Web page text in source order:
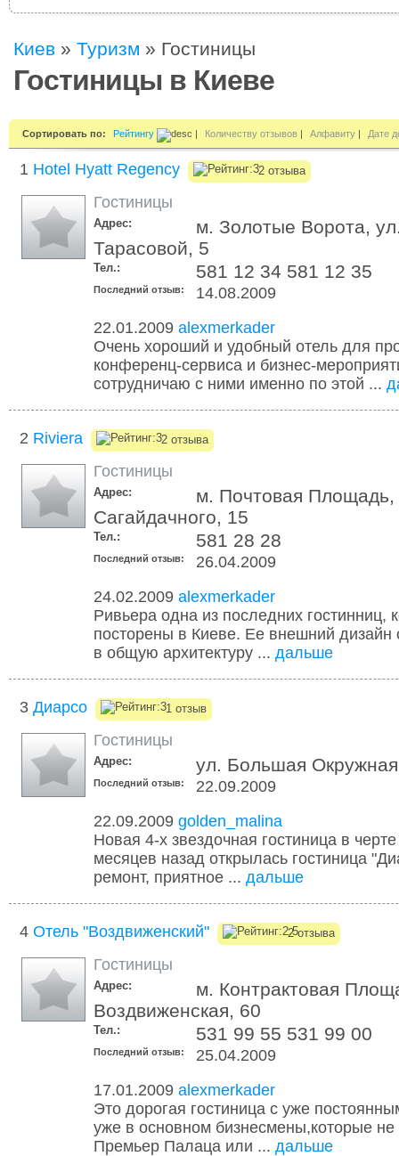
Киев » Туризм » Гостиницы
Гостиницы в Киеве
Сортировать по: Рейтингу | Количеству отзывов | Алфавиту | Дате
1 Hotel Hyatt Regency 2 отзыва
Гостиницы
Адрес:
м. Золотые Ворота,
Тарасовой, 5
Тел.: 581 12 34 581 12 35
Последний отзыв:
14.08.2009
22.01.2009 alexmerkader
Очень хороший и удобный отель для
конференц-сервиса и бизнес-
сотрудничаю с ними именно по этой ...
2 Riviera 2 отзыва
Гостиницы
Адрес:
м. Почтовая Площадь,
Сагайдачного, 15
Тел.: 581 28 28
Последний отзыв:
26.04.2009
24.02.2009 alexmerkader
Ривьера одна из последних гостинниц,
посторены в Киеве. Ее внешний дизайн
в общую архитектуру ... дальше
3 Диарсо 1 отзыв
Гостиницы
Адрес: ул. Большая
Последний отзыв:
22.09.2009
22.09.2009 golden_malina
Новая 4-х звездочная гостиница в
месяцев назад открылась гостиница
ремонт, приятное ... дальше
4 Отель "Воздвиженский" 2 отзыва
Гостиницы
Адрес:
м. Контрактовая
Воздвиженская, 60
Тел.: 531 99 55 531 99 00
Последний отзыв:
25.04.2009
17.01.2009 alexmerkader
Это дорогая гостиница с уже
уже в основном бизнесмены,которые
Премьер Палаца или ... дальше